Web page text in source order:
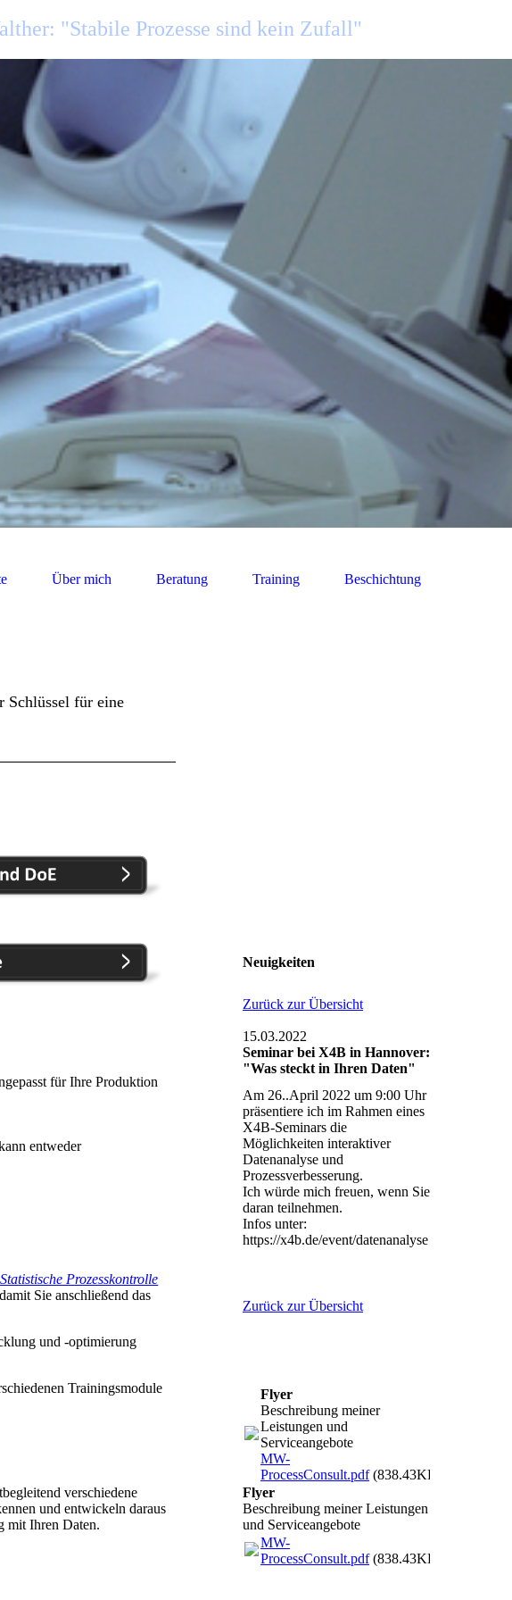
"Stabile Prozesse sind kein Zufall"
Über mich Beratung Training Beschichtung
Schlüssel für eine
für Ihre Produktion
entweder
Prozesskontrolle
Sie anschließend das
und -optimierung
Trainingsmodule
verschiedene
und entwickeln daraus
mit Ihren Daten.
Neuigkeiten
Zurück zur Übersicht
15.03.2022
Seminar bei X4B in Hannover:
"Was steckt in Ihren Daten"
Am 26..April 2022 um 9:00 Uhr
präsentiere ich im Rahmen eines
X4B-Seminars die
Möglichkeiten interaktiver
Datenanalyse und
Prozessverbesserung.
Ich würde mich freuen, wenn Sie
daran teilnehmen.
Infos unter:
https://x4b.de/event/datenanalyse
Zurück zur Übersicht
Flyer
Beschreibung meiner
Leistungen und
Serviceangebote
MW-
ProcessConsult.pdf(838.43KB)
Flyer
Beschreibung meiner Leistungen
und Serviceangebote
MW-
ProcessConsult.pdf(838.43KB)